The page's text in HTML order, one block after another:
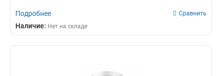
Подробнее Сравнить
Наличие: Нет на складе